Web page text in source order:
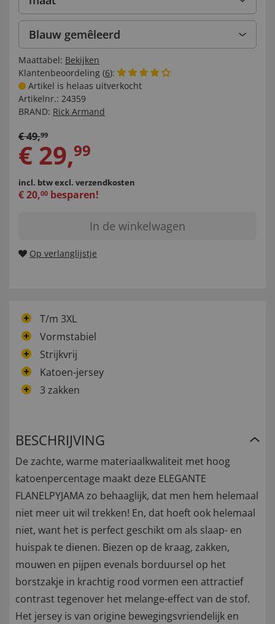
Blauw gemêleerd
Maattabel: Bekijken
Klantenbeoordeling (6):
Artikel is helaas uitverkocht
Artikelnr.: 24359
BRAND: Rick Armand
€49,99
€ 29,99
incl. btwexcl. verzendkosten
€20,00 besparen!
In de winkelwagen
Op verlanglijstje
T/m 3XL
Vormstabiel
Strijkvrij
Katoen-jersey
3 zakken
BESCHRIJVING
De zachte, warme materiaalkwaliteit met hoog
katoenpercentage maakt deze ELEGANTE
FLANELPYJAMA zo behaaglijk, dat men hem helemaal
niet meer uit wil trekken! En, dat hoeft ook helemaal
niet, want het is perfect geschikt om als slaap- en
huispak te dienen. Biezen op de kraag, zakken,
mouwen en pijpen evenals borduursel op het
borstzakje in krachtig rood vormen een attractief
contrast tegenover het melange-effect van de stof.
Het jersey is van origine bewegingsvriendelijk en